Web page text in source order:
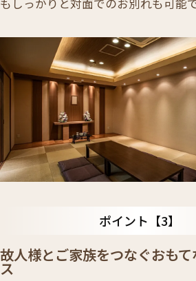
もしっかりと対面でのお別れも可能で
ポイント
故人様とご家族をつなぐおも
ス